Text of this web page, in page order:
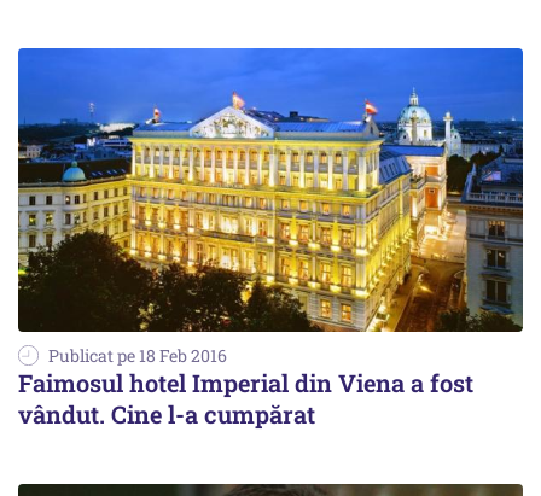
Publicat pe 18 Feb 2016
Faimosul hotel Imperial din Viena a fost
vândut. Cine l-a cumpărat